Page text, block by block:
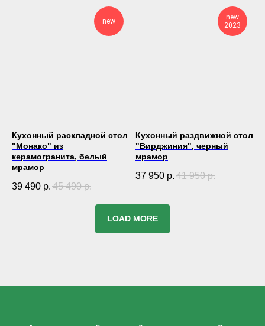
new
Кухонный раскладной стол
"Монако" из
керамогранита, белый
мрамор
39 490 р. 45 490 р.
new
2023
Кухонный раздвижной стол
"Вирджиния", черный
мрамор
37 950 р. 41 950 р.
LOAD MORE